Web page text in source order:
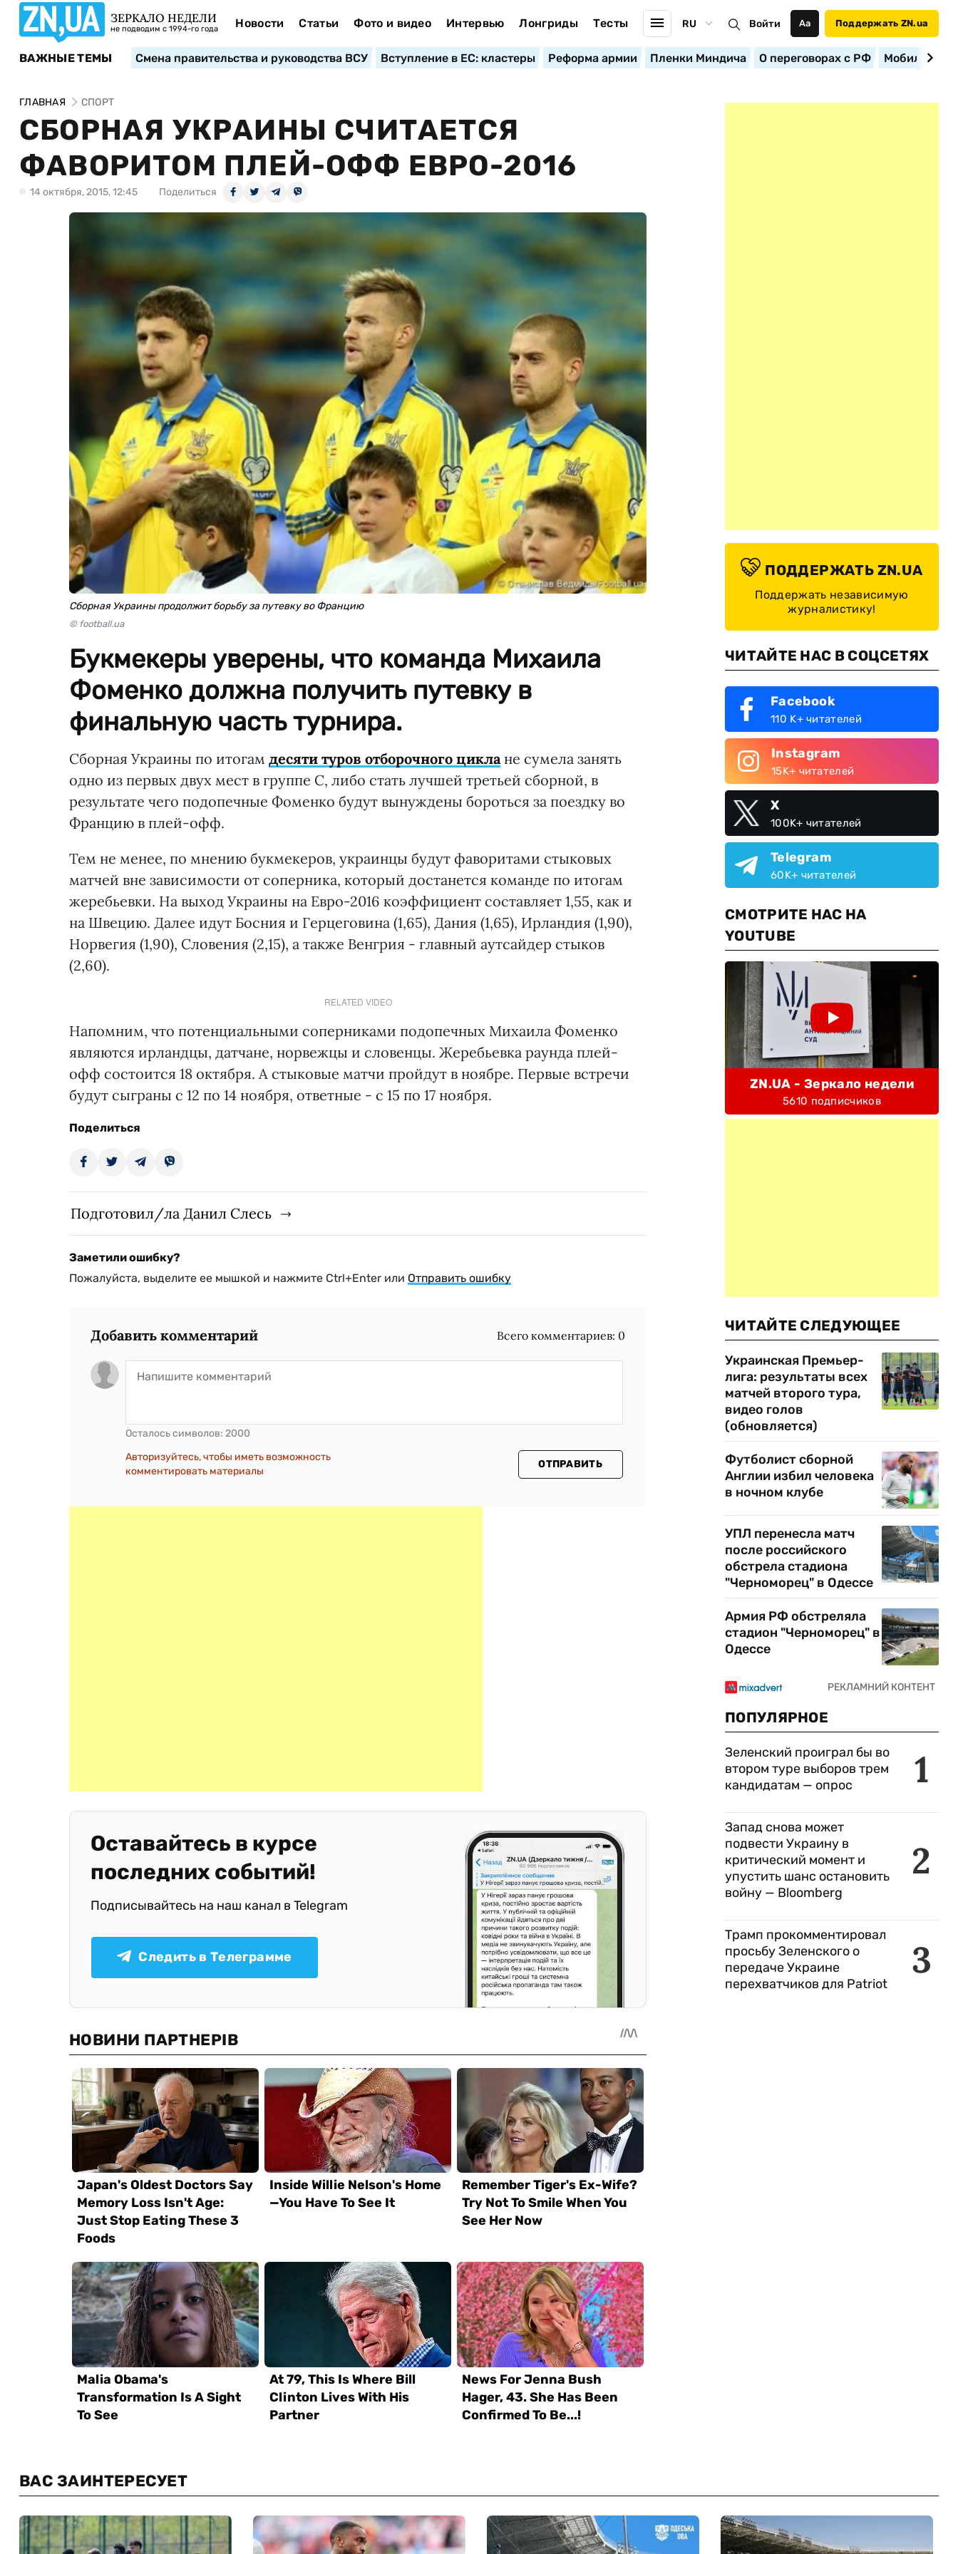
ЗЕРКАЛО НЕДЕЛИ
не подводим с 1994-го года Новости Статьи Фото и видео Интервью Лонгриды Тесты RU Войти Аа Поддержать ZN.ua
ВАЖНЫЕ ТЕМЫ Смена правительства и руководства ВСУ Вступление в ЕС: кластеры Реформа армии Пленки Миндича О переговорах с РФ
ГЛАВНАЯ СПОРТ
СБОРНАЯ УКРАИНЫ СЧИТАЕТСЯ
ФАВОРИТОМ ПЛЕЙ-ОФФ ЕВРО-2016
14 октября, 2015, 12:45 Поделиться
Сборная Украины продолжит борьбу за путевку во Францию
© football.ua
Букмекеры уверены, что команда Михаила
Фоменко должна получить путевку в
финальную часть турнира.
Сборная Украины по итогам десяти туров отборочного цикла не сумела занять
одно из первых двух мест в группе С, либо стать лучшей третьей сборной, в
результате чего подопечные Фоменко будут вынуждены бороться за поездку во
Францию в плей-офф.
Тем не менее, по мнению букмекеров, украинцы будут фаворитами стыковых
матчей вне зависимости от соперника, который достанется команде по итогам
жеребьевки. На выход Украины на Евро-2016 коэффициент составляет 1,55, как и
на Швецию. Далее идут Босния и Герцеговина (1,65), Дания (1,65), Ирландия (1,90),
Норвегия (1,90), Словения (2,15), а также Венгрия - главный аутсайдер стыков
(2,60).
RELATED VIDEO
Напомним, что потенциальными соперниками подопечных Михаила Фоменко
являются ирландцы, датчане, норвежцы и словенцы. Жеребьевка раунда плей-
офф состоится 18 октября. А стыковые матчи пройдут в ноябре. Первые встречи
будут сыграны с 12 по 14 ноября, ответные - с 15 по 17 ноября.
Поделиться
Подготовил/ла Данил Слесь
Заметили ошибку?
Пожалуйста, выделите ее мышкой и нажмите Ctrl+Enter или Отправить ошибку
Добавить комментарий Всего комментариев: 0
Осталось символов: 2000
Авторизуйтесь, чтобы иметь возможность
комментировать материалы
ОТПРАВИТЬ
Оставайтесь в курсе
последних событий!
Подписывайтесь на наш канал в Telegram
Следить в Телеграмме
ПОДДЕРЖАТЬ ZN.UA
Поддержать независимую
журналистику!
ЧИТАЙТЕ НАС В СОЦСЕТЯХ
Facebook
110 K+ читателей
Instagram
15K+ читателей
X
100K+ читателей
Telegram
60K+ читателей
СМОТРИТЕ НАС НА
YOUTUBE
ZN.UA - Зеркало недели
5610 подписчиков
ЧИТАЙТЕ СЛЕДУЮЩЕЕ
Украинская Премьер-
лига: результаты всех
матчей второго тура,
видео голов
(обновляется)
Футболист сборной
Англии избил человека
в ночном клубе
УПЛ перенесла матч
после российского
обстрела стадиона
"Черноморец" в Одессе
Армия РФ обстреляла
стадион "Черноморец" в
Одессе
ПОПУЛЯРНОЕ
1
Зеленский проиграл бы во
втором туре выборов трем
кандидатам — опрос
2
Запад снова может
подвести Украину в
критический момент и
упустить шанс остановить
войну — Bloomberg
3
Трамп прокомментировал
просьбу Зеленского о
передаче Украине
перехватчиков для Patriot
ВАС ЗАИНТЕРЕСУЕТ